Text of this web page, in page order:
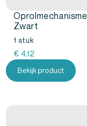
Oprolmechanisme
Zwart
1 stuk
€ 4,12
Bekijk product